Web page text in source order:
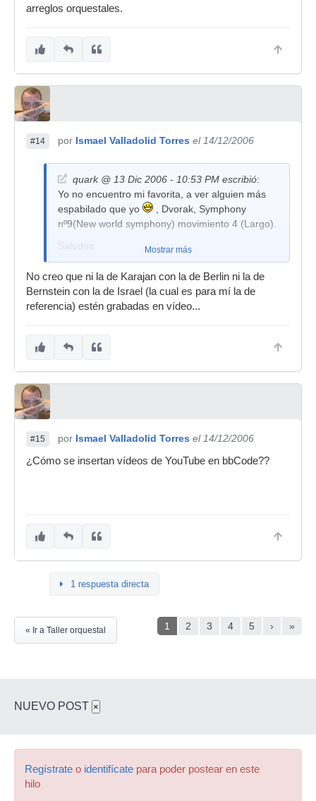
arreglos orquestales.
#14 por Ismael Valladolid Torres el 14/12/2006
quark @ 13 Dic 2006 - 10:53 PM escribió:
Yo no encuentro mi favorita, a ver alguien más
espabilado que yo
, Dvorak, Symphony
nº9(New world symphony) movimiento 4 (Largo).
Saludos.
Mostrar más
No creo que ni la de Karajan con la de Berlin ni la de
Bernstein con la de Israel (la cual es para mí la de
referencia) estén grabadas en vídeo...
#15 por Ismael Valladolid Torres el 14/12/2006
¿Cómo se insertan vídeos de YouTube en bbCode??
1 respuesta directa
1 2 3 4 5 › »
« Ir a Taller orquestal
NUEVO POST ×
Regístrate o identifícate para poder postear en este
hilo